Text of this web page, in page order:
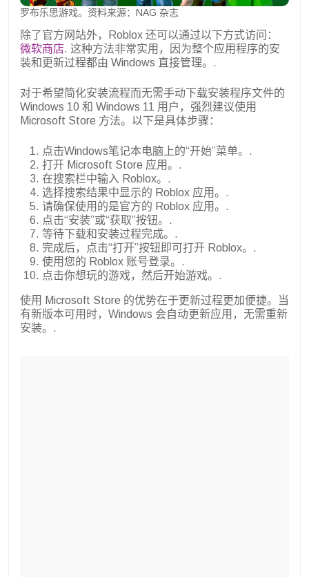
罗布乐思游戏。资料来源：NAG 杂志
除了官方网站外，Roblox 还可以通过以下方式访问：
微软商店. 这种方法非常实用，因为整个应用程序的安
装和更新过程都由 Windows 直接管理。.
对于希望简化安装流程而无需手动下载安装程序文件的
Windows 10 和 Windows 11 用户，强烈建议使用
Microsoft Store 方法。以下是具体步骤：
点击Windows笔记本电脑上的“开始”菜单。.
打开 Microsoft Store 应用。.
在搜索栏中输入 Roblox。.
选择搜索结果中显示的 Roblox 应用。.
请确保使用的是官方的 Roblox 应用。.
点击“安装”或“获取”按钮。.
等待下载和安装过程完成。.
完成后，点击“打开”按钮即可打开 Roblox。.
使用您的 Roblox 账号登录。.
点击你想玩的游戏，然后开始游戏。.
使用 Microsoft Store 的优势在于更新过程更加便捷。当
有新版本可用时，Windows 会自动更新应用，无需重新
安装。.